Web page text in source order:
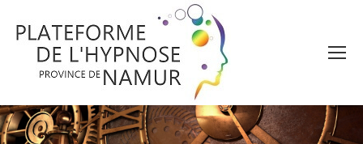
Vous êtes ici :